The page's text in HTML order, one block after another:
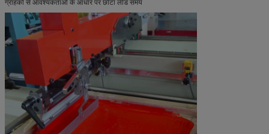
ग्राहकों से आवश्यकताओं के आधार पर छोटा लीड समय